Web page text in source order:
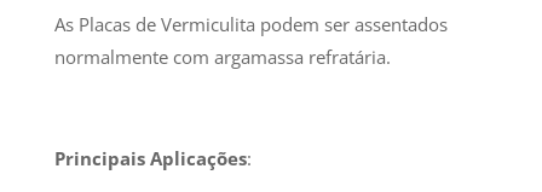
As Placas de Vermiculita podem ser assentados
normalmente com argamassa refratária.
Principais Aplicações: